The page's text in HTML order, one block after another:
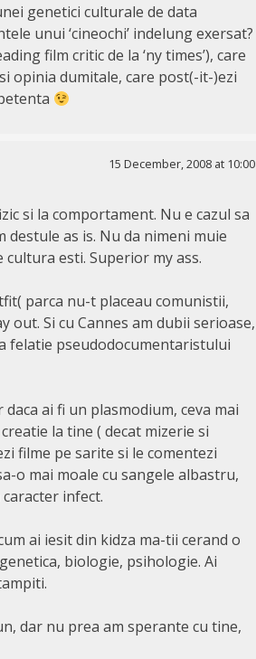
genetici culturale de data
unui ‘cineochi’ indelung exersat?
film critic de la ‘ny times’), care
opinia dumitale, care post(-it-)ezi
15 December, 2008 at 10:00
si la comportament. Nu e cazul sa
destule as is. Nu da nimeni muie
esti. Superior my ass.
parca nu-t placeau comunistii,
out. Si cu Cannes am dubii serioase,
felatie pseudodocumentaristului
ai fi un plasmodium, ceva mai
la tine ( decat mizerie si
filme pe sarite si le comentezi
o mai moale cu sangele albastru,
infect.
ai iesit din kidza ma-tii cerand o
biologie, psihologie. Ai
dar nu prea am sperante cu tine,